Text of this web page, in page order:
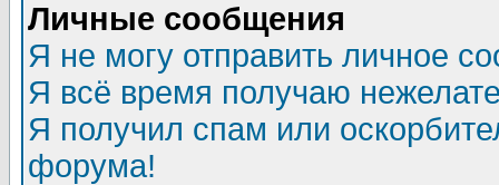
Личные сообщения
Я не могу отправить личное
Я всё время получаю
Я получил спам или
форума!